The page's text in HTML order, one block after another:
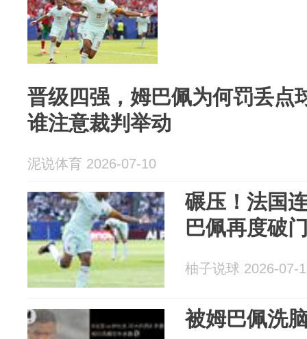
晋级四强，姆巴佩为何罚丢点
谁注意裁判举动
泥说体育 2026-07-10
碾压！法国
巴佩再度破
柚子说球 2026-07-
被姆巴佩洗